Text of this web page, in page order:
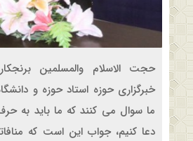
حجت الاسلام والمسلمین
خبرگزاری حوزه استاد حوزه و
ما سوال می کنند که ما باید به
دعا کنیم، جواب این است که